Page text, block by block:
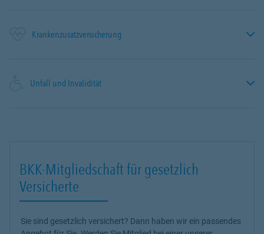
Krankenzusatzversicherung
Unfall und Invalidität
BKK-Mitgliedschaft für gesetzlich
Versicherte
Sie sind gesetzlich versichert? Dann haben wir ein passendes